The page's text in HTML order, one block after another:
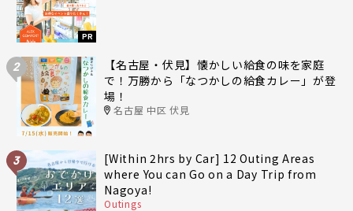
PR
2
【名古屋・伏見】懐かしい給食の味を家庭
で！万勝から「なつかしの給食カレー」が登
場！
名古屋 中区 伏見
3
[Within 2hrs by Car] 12 Outing Areas
where You can Go on a Day Trip from
Nagoya!
Outings